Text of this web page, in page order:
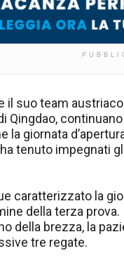
il suo team
Qingdao,
la giornata
tenuto impegnati
caratterizzato la
della terza
della brezza, la
tre regate.